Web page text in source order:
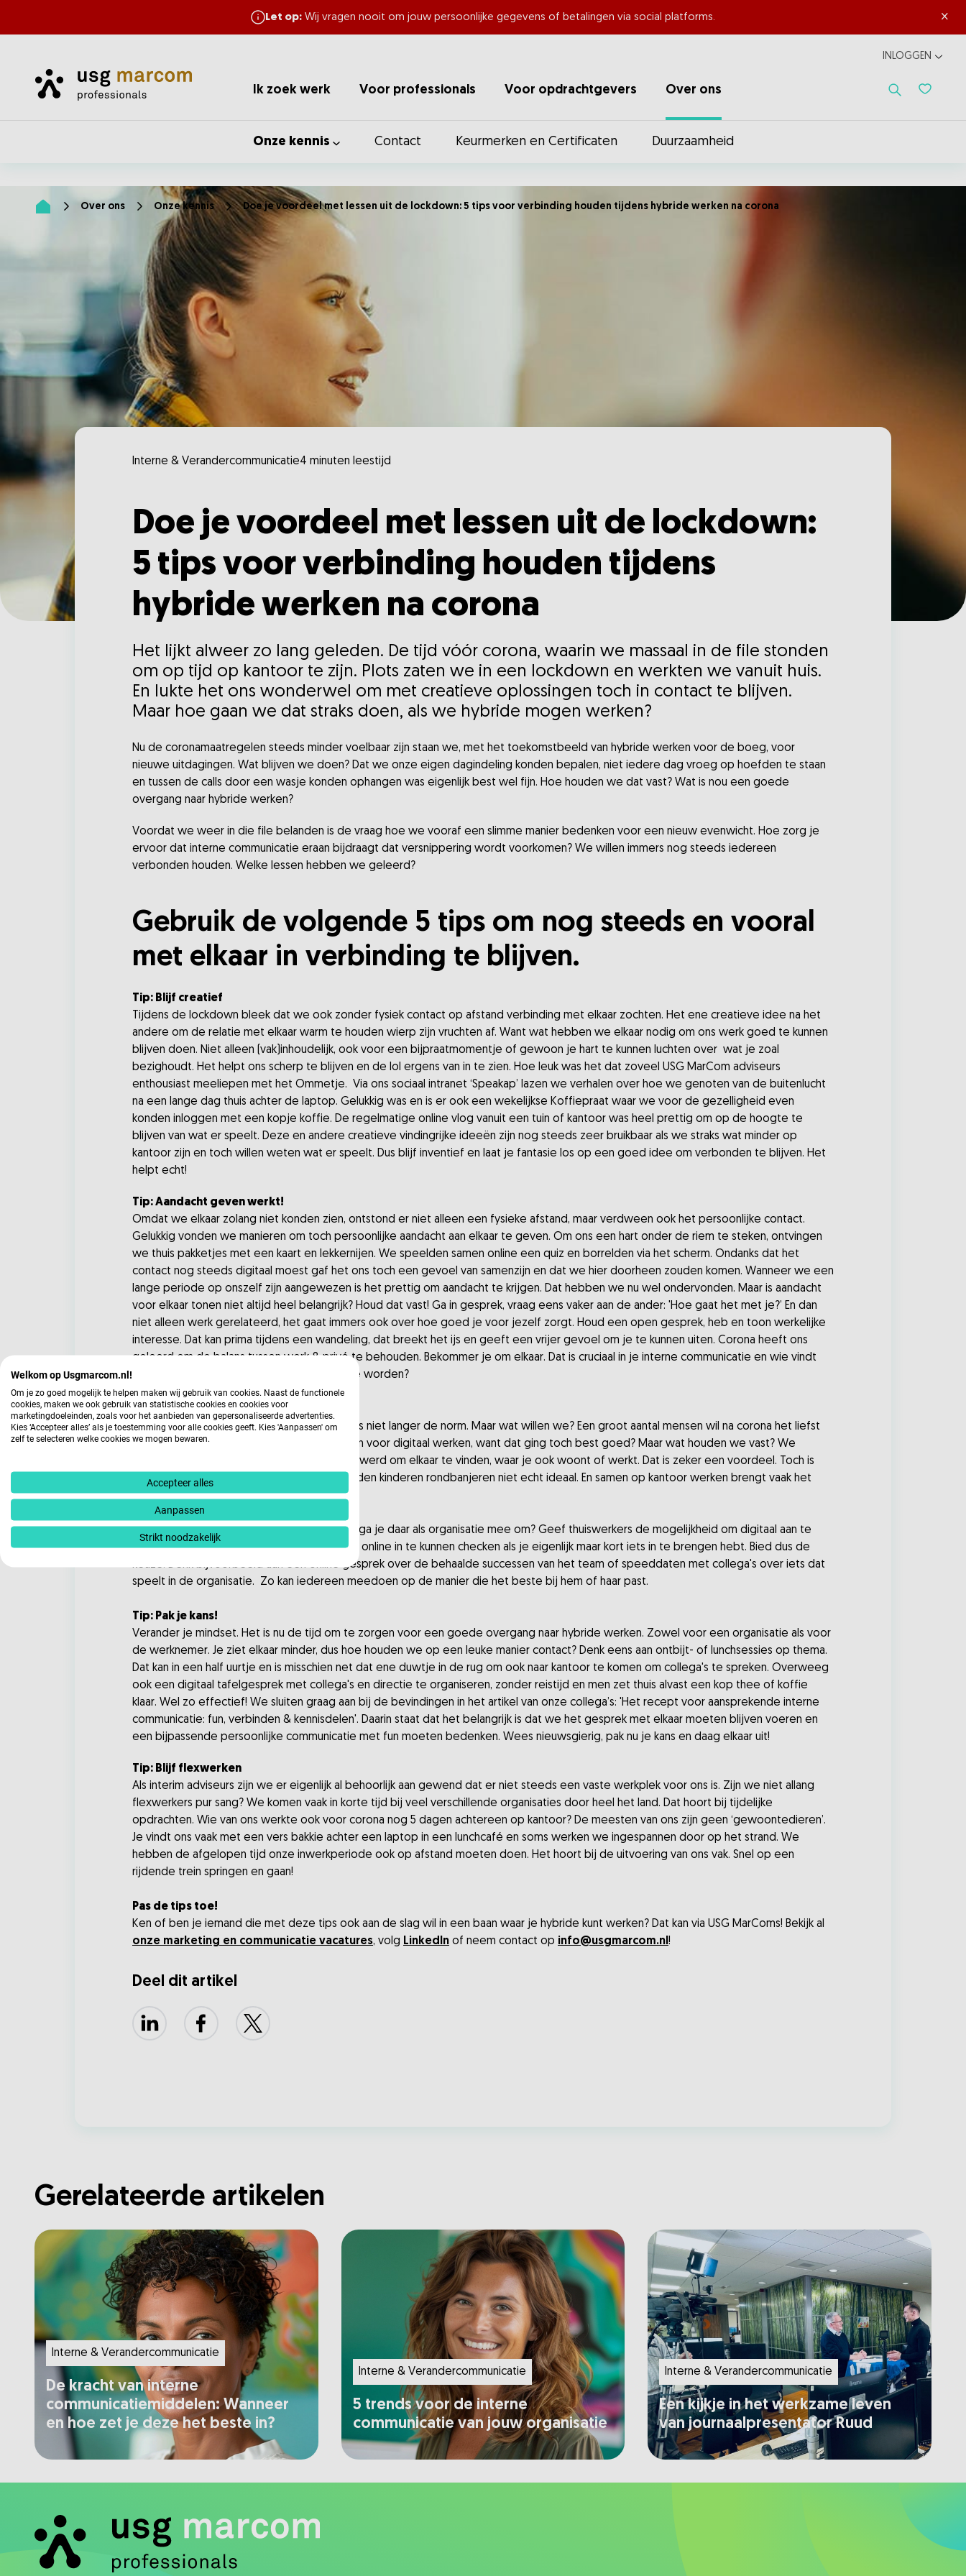
×
Let op: Wij vragen nooit om jouw persoonlijke gegevens of betalingen via social platforms.
Home
Ik zoek werk Voor professionals Voor opdrachtgevers Over ons
INLOGGEN
Onze kennis Contact Keurmerken en Certificaten Duurzaamheid
Over ons Onze kennis Doe je voordeel met lessen uit de lockdown: 5 tips voor verbinding houden tijdens hybride werken na corona
Interne & Verandercommunicatie4 minuten leestijd
Doe je voordeel met lessen uit de lockdown:
5 tips voor verbinding houden tijdens
hybride werken na corona
Het lijkt alweer zo lang geleden. De tijd vóór corona, waarin we massaal in de file stonden
om op tijd op kantoor te zijn. Plots zaten we in een lockdown en werkten we vanuit huis.
En lukte het ons wonderwel om met creatieve oplossingen toch in contact te blijven.
Maar hoe gaan we dat straks doen, als we hybride mogen werken?
Nu de coronamaatregelen steeds minder voelbaar zijn staan we, met het toekomstbeeld van hybride werken voor de boeg, voor
nieuwe uitdagingen. Wat blijven we doen? Dat we onze eigen dagindeling konden bepalen, niet iedere dag vroeg op hoefden te staan
en tussen de calls door een wasje konden ophangen was eigenlijk best wel fijn. Hoe houden we dat vast? Wat is nou een goede
overgang naar hybride werken?
Voordat we weer in die file belanden is de vraag hoe we vooraf een slimme manier bedenken voor een nieuw evenwicht. Hoe zorg je
ervoor dat interne communicatie eraan bijdraagt dat versnippering wordt voorkomen? We willen immers nog steeds iedereen
verbonden houden. Welke lessen hebben we geleerd?
Gebruik de volgende 5 tips om nog steeds en vooral
met elkaar in verbinding te blijven.
Tip: Blijf creatief
Tijdens de lockdown bleek dat we ook zonder fysiek contact op afstand verbinding met elkaar zochten. Het ene creatieve idee na het
andere om de relatie met elkaar warm te houden wierp zijn vruchten af. Want wat hebben we elkaar nodig om ons werk goed te kunnen
blijven doen. Niet alleen (vak)inhoudelijk, ook voor een bijpraatmomentje of gewoon je hart te kunnen luchten over wat je zoal
bezighoudt. Het helpt ons scherp te blijven en de lol ergens van in te zien. Hoe leuk was het dat zoveel USG MarCom adviseurs
enthousiast meeliepen met het Ommetje. Via ons sociaal intranet ‘Speakap’ lazen we verhalen over hoe we genoten van de buitenlucht
na een lange dag thuis achter de laptop. Gelukkig was en is er ook een wekelijkse Koffiepraat waar we voor de gezelligheid even
konden inloggen met een kopje koffie. De regelmatige online vlog vanuit een tuin of kantoor was heel prettig om op de hoogte te
blijven van wat er speelt. Deze en andere creatieve vindingrijke ideeën zijn nog steeds zeer bruikbaar als we straks wat minder op
kantoor zijn en toch willen weten wat er speelt. Dus blijf inventief en laat je fantasie los op een goed idee om verbonden te blijven. Het
helpt echt!
Tip: Aandacht geven werkt!
Omdat we elkaar zolang niet konden zien, ontstond er niet alleen een fysieke afstand, maar verdween ook het persoonlijke contact.
Gelukkig vonden we manieren om toch persoonlijke aandacht aan elkaar te geven. Om ons een hart onder de riem te steken, ontvingen
we thuis pakketjes met een kaart en lekkernijen. We speelden samen online een quiz en borrelden via het scherm. Ondanks dat het
contact nog steeds digitaal moest gaf het ons toch een gevoel van samenzijn en dat we hier doorheen zouden komen. Wanneer we een
lange periode op onszelf zijn aangewezen is het prettig om aandacht te krijgen. Dat hebben we nu wel ondervonden. Maar is aandacht
voor elkaar tonen niet altijd heel belangrijk? Houd dat vast! Ga in gesprek, vraag eens vaker aan de ander: 'Hoe gaat het met je?’ En dan
niet alleen werk gerelateerd, het gaat immers ook over hoe goed je voor jezelf zorgt. Houd een open gesprek, heb en toon werkelijke
interesse. Dat kan prima tijdens een wandeling, dat breekt het ijs en geeft een vrijer gevoel om je te kunnen uiten. Corona heeft ons
geleerd om de balans tussen werk & privé te behouden. Bekommer je om elkaar. Dat is cruciaal in je interne communicatie en wie vindt
het nu niet prettig om gezien en gehoord te worden?
Tip: Bied de keuze thuis of op kantoor
We mogen weer naar kantoor. Thuiswerken is niet langer de norm. Maar wat willen we? Een groot aantal mensen wil na corona het liefst
deels thuis blijven werken. Er liggen nu kansen voor digitaal werken, want dat ging toch best goed? Maar wat houden we vast? We
hebben gemerkt dat het steeds makkelijker werd om elkaar te vinden, waar je ook woont of werkt. Dat is zeker een voordeel. Toch is
werken op een zolderkamertje terwijl beneden kinderen rondbanjeren niet echt ideaal. En samen op kantoor werken brengt vaak het
creatieve proces beter op gang.
Het hybride werken blijft bestaan, maar hoe ga je daar als organisatie mee om? Geef thuiswerkers de mogelijkheid om digitaal aan te
sluiten bij een overleg. Hoe handig is het om online in te kunnen checken als je eigenlijk maar kort iets in te brengen hebt. Bied dus de
keuze. Denk bijvoorbeeld aan een online gesprek over de behaalde successen van het team of speeddaten met collega's over iets dat
speelt in de organisatie. Zo kan iedereen meedoen op de manier die het beste bij hem of haar past.
Tip: Pak je kans!
Verander je mindset. Het is nu de tijd om te zorgen voor een goede overgang naar hybride werken. Zowel voor een organisatie als voor
de werknemer. Je ziet elkaar minder, dus hoe houden we op een leuke manier contact? Denk eens aan ontbijt- of lunchsessies op thema.
Dat kan in een half uurtje en is misschien net dat ene duwtje in de rug om ook naar kantoor te komen om collega's te spreken. Overweeg
ook een digitaal tafelgesprek met collega's en directie te organiseren, zonder reistijd en men zet thuis alvast een kop thee of koffie
klaar. Wel zo effectief! We sluiten graag aan bij de bevindingen in het artikel van onze collega’s: 'Het recept voor aansprekende interne
communicatie: fun, verbinden & kennisdelen'. Daarin staat dat het belangrijk is dat we het gesprek met elkaar moeten blijven voeren en
een bijpassende persoonlijke communicatie met fun moeten bedenken. Wees nieuwsgierig, pak nu je kans en daag elkaar uit!
Tip: Blijf flexwerken
Als interim adviseurs zijn we er eigenlijk al behoorlijk aan gewend dat er niet steeds een vaste werkplek voor ons is. Zijn we niet allang
flexwerkers pur sang? We komen vaak in korte tijd bij veel verschillende organisaties door heel het land. Dat hoort bij tijdelijke
opdrachten. Wie van ons werkte ook voor corona nog 5 dagen achtereen op kantoor? De meesten van ons zijn geen ‘gewoontedieren’.
Je vindt ons vaak met een vers bakkie achter een laptop in een lunchcafé en soms werken we ingespannen door op het strand. We
hebben de afgelopen tijd onze inwerkperiode ook op afstand moeten doen. Het hoort bij de uitvoering van ons vak. Snel op een
rijdende trein springen en gaan!
Pas de tips toe!
Ken of ben je iemand die met deze tips ook aan de slag wil in een baan waar je hybride kunt werken? Dat kan via USG MarComs! Bekijk al
onze marketing en communicatie vacatures, volg LinkedIn of neem contact op info@usgmarcom.nl !
Deel dit artikel
LinkedIn FacebookX
Gerelateerde artikelen
Interne & Verandercommunicatie
De kracht van interne
communicatiemiddelen: Wanneer
en hoe zet je deze het beste in?
Interne & Verandercommunicatie
5 trends voor de interne
communicatie van jouw organisatie
Interne & Verandercommunicatie
Een kijkje in het werkzame leven
van journaalpresentator Ruud
Welkom op Usgmarcom.nl!
Om je zo goed mogelijk te helpen maken wij gebruik van cookies. Naast de functionele
cookies, maken we ook gebruik van statistische cookies en cookies voor
marketingdoeleinden, zoals voor het aanbieden van gepersonaliseerde advertenties.
Kies ‘Accepteer alles’ als je toestemming voor alle cookies geeft. Kies 'Aanpassen' om
zelf te selecteren welke cookies we mogen bewaren.
Accepteer alles
Aanpassen
Strikt noodzakelijk